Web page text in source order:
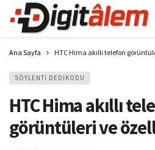
Ana Sayfa HTC Hima akıllı telefon
SÖYLENTI DEDIKODU
HTC Hima akıllı
görüntüleri ve